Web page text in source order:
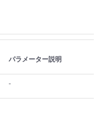
パラメーター説明
-